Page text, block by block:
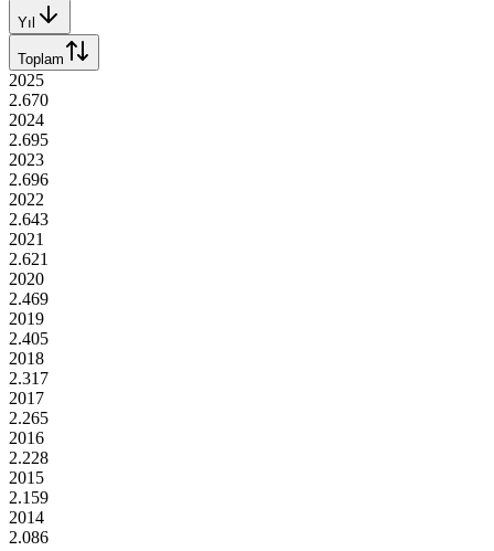
Yıl
Toplam
2025
2.670
2024
2.695
2023
2.696
2022
2.643
2021
2.621
2020
2.469
2019
2.405
2018
2.317
2017
2.265
2016
2.228
2015
2.159
2014
2.086